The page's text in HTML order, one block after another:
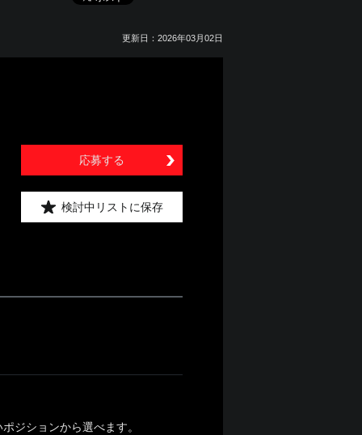
更新日：2026年03月02日
応募する
検討中リストに保存
ジションから選べます。